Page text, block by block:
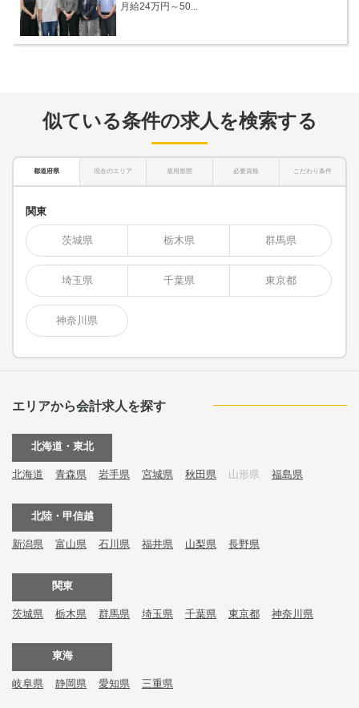
月給24万円～50...
似ている条件の求人を検索する
都道府県 現在のエリア 雇用形態 必要資格 こだわり条件
関東
茨城県 栃木県 群馬県
埼玉県 千葉県 東京都
神奈川県
エリアから会計求人を探す
北海道・東北
北海道 青森県 岩手県 宮城県 秋田県 山形県 福島県
北陸・甲信越
新潟県 富山県 石川県 福井県 山梨県 長野県
関東
茨城県 栃木県 群馬県 埼玉県 千葉県 東京都 神奈川県
東海
岐阜県 静岡県 愛知県 三重県